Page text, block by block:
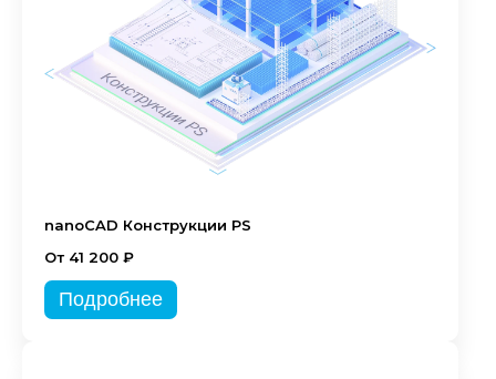
nanoCAD Конструкции PS
От 41 200 ₽
Подробнее